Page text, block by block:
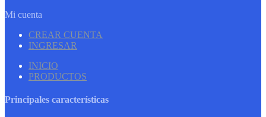
Mi cuenta
CREAR CUENTA
INGRESAR
INICIO
PRODUCTOS
Principales características